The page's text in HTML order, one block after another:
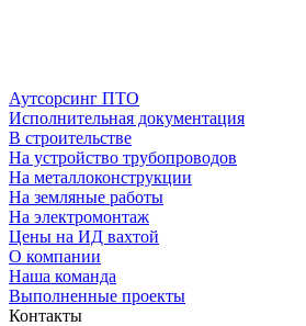
Аутсорсинг ПТО
Исполнительная документация
В строительстве
На устройство трубопроводов
На металлоконструкции
На земляные работы
На электромонтаж
Цены на ИД вахтой
О компании
Наша команда
Выполненные проекты
Контакты